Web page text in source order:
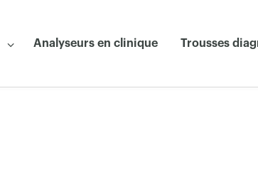
Analyseurs en clinique Trousses